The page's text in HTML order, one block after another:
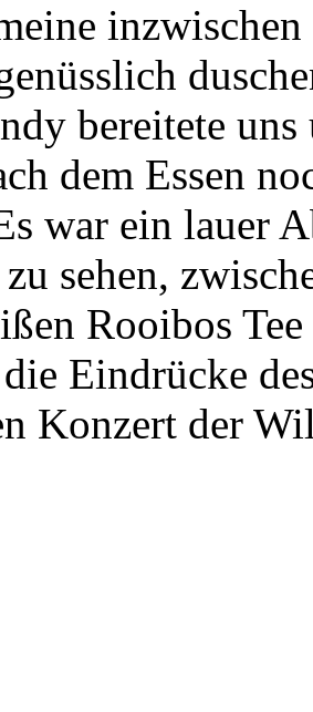
bereitete
dem Essen
war ein lauer
sehen,
Rooibos
Eindrücke
Konzert der